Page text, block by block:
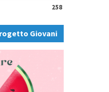
258
Giovani